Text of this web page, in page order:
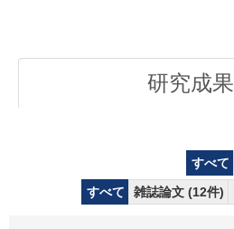
研究成果
すべて
すべて
雑誌論文 (12件)